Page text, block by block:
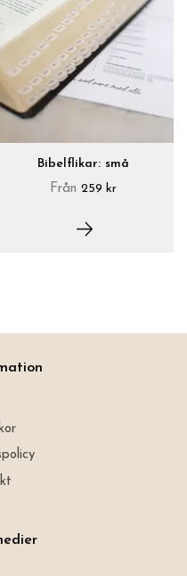
Bibelflikar: små
Från 259 kr